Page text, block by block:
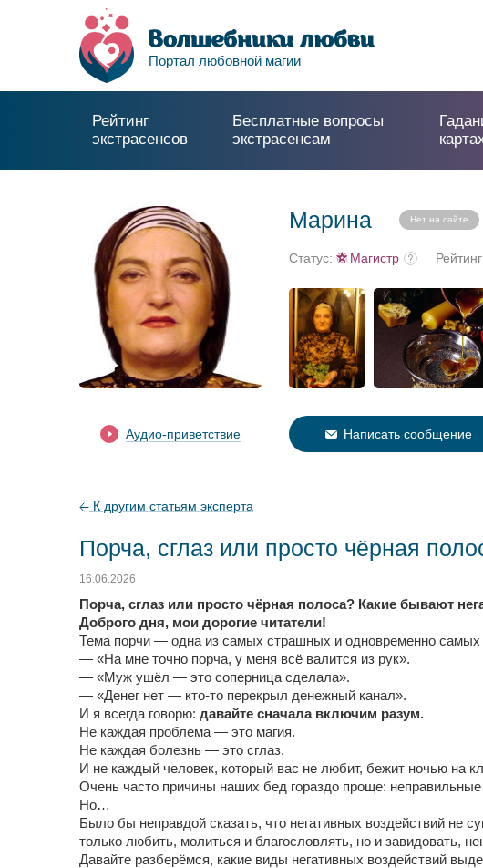
Портал любовной магии
Рейтинг
экстрасенсов
Бесплатные вопросы
экстрасенсам
Марина Нет на сайте
Статус: Магистр
Аудио-приветствие Написать сообщение
К другим статьям эксперта
Порча, сглаз или просто чёрная
16.06.2026
Порча, сглаз или просто чёрная полоса? Какие бывают
Доброго дня, мои дорогие читатели!
Тема порчи — одна из самых страшных и одновременно
— «На мне точно порча, у меня всё валится из рук».
— «Муж ушёл — это соперница сделала».
— «Денег нет — кто-то перекрыл денежный канал».
И я всегда говорю: давайте сначала включим разум.
Не каждая проблема — это магия.
Не каждая болезнь — это сглаз.
И не каждый человек, который вас не любит, бежит ночью на
Очень часто причины наших бед гораздо проще:
Но…
Было бы неправдой сказать, что негативных воздействий не
только любить, молиться и благословлять, но и завидовать,
Давайте разберёмся, какие виды негативных воздействий